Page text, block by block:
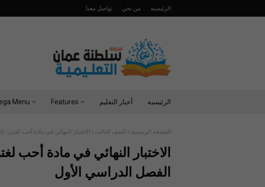
الرئيسية من نحن تواصل معنا
الرئيسية أخبار التعليم Features
Menu
الصفحة الرئيسية الصف الثالث الاختبار النهائي في مادة أحب لغتي
الاختبار النهائي في مادة أحب
الفصل الدراسي الأول